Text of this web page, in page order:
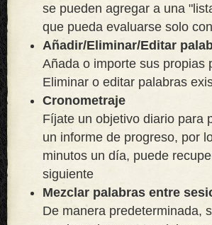
se pueden agregar a una
que pueda evaluarse solo
Añadir/Eliminar/Editar
Añada o importe sus propias
Eliminar o editar palabras
Cronometraje
Fíjate un objetivo diario para
un informe de progreso, por
minutos un día, puede
siguiente
Mezclar palabras entre
De manera predeterminada,